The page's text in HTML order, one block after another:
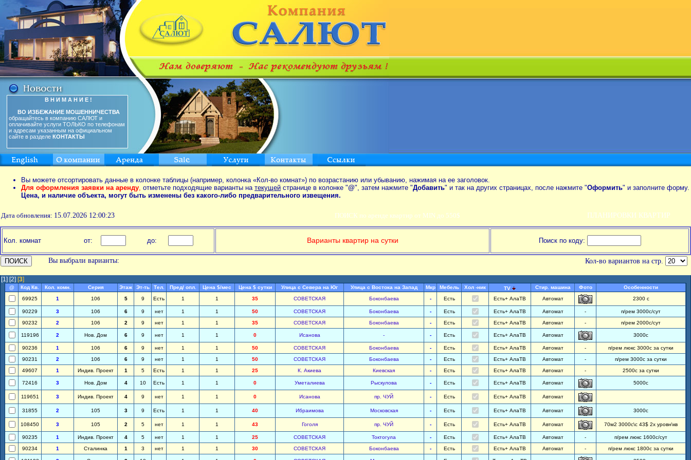
В Н И М А Н И Е !
ВО ИЗБЕЖАНИЕ МОШЕННИЧЕСТВА
обращайтесь в компанию САЛЮТ и
оплачивайте услуги ТОЛЬКО по телефонам
и адресам указанным на официальном
сайте в разделе КОНТАКТЫ
Вы можете отсортировать данные в колонке таблицы (например, колонка «Кол-во комнат») по возрастанию или убыванию, нажимая на ее заголовок.
Для оформления заявки на аренду, отметьте подходящие варианты на текущей странице в колонке "@", затем нажмите "Добавить" и так на других страницах, после нажмите "Оформить" и заполните форму.
Цена, и наличие объекта, могут быть изменены без какого-либо предварительного извещения.
Дата обновления: 15.07.2026 12:00:23 ПОИСК по аренде квартир от MIN до 550$ ПЛАНИРОВКИ КВАРТИР
Кол. комнат от: до: Варианты квартир на сутки Поиск по коду:
Вы выбрали варианты: Кол-во вариантов на стр.
[1] [2] [3]
@ Код Кв. Кол. комн. Серия Этаж Эт-ть Тел. Пред/ опл. Цена $/мес Цена $ сутки Улица с Севера на Юг Улица с Востока на Запад Мкр Мебель Хол -ник TV Стир. машина Фото
Особенности
69925
1 106 5 9 Есть 1 1 35 СОВЕТСКАЯ Боконбаева - Есть Есть+ АлаТВ Автомат 2300 с
90229 3 106 6 9 нет 1 1 50 СОВЕТСКАЯ Боконбаева - Есть Есть+ АлаТВ Автомат -
п/рем 3000с/сут
90232
2 106 2 9 нет 1 1 35 СОВЕТСКАЯ Боконбаева - Есть Есть+ АлаТВ Автомат - п/рем 2000с/сут
119196 2 Нов. Дом 6 9 нет 1 1 0 Исанова - - Есть Есть+ АлаТВ Автомат 3000с
90236 1 106 6 9 нет 1 1 50 СОВЕТСКАЯ Боконбаева - Есть Есть+ АлаТВ Автомат -
п/рем люкс 3000с за сутки
90231
2 106 6 9 нет 1 1 50 СОВЕТСКАЯ Боконбаева - Есть Есть+ АлаТВ Автомат -
п/рем 3000с за сутки
49607
1 Индив. Проект 1 5 Есть 1 1 25 К. Акиева Киевская - Есть Есть+ АлаТВ Автомат - 2500с за сутки
72416 3 Нов. Дом 4 10 Есть 1 1 0 Уметалиева Рыскулова - Есть Есть+ АлаТВ Автомат 5000с
119651 3 Индив. Проект 4 9 нет 1 1 0 Исанова пр. ЧУЙ - Есть Есть+ АлаТВ Автомат
31855 2 105 3 9 Есть 1 1 40 Ибраимова Московская - Есть Есть+ АлаТВ Автомат 3000с
108450 3 105 2 5 нет 1 1 43 Гоголя пр. ЧУЙ - Есть Есть+ АлаТВ Автомат 70м2 3000с\с 43$ 2х уровн\кв
90235 1 Индив. Проект 4 5 нет 1 1 25 СОВЕТСКАЯ Токтогула - Есть Есть+ АлаТВ Автомат -
п/рем люкс 1600с/сут
90234
1 Сталинка 1 3 нет 1 1 30 СОВЕТСКАЯ Боконбаева - Есть Есть+ АлаТВ Автомат - п/рем люкс 1800с за сутки